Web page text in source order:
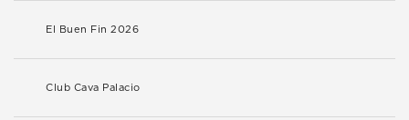
El Buen Fin 2026
Club Cava Palacio